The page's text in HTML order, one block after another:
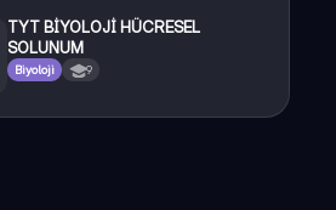
TYT BİYOLOJİ HÜCRESEL
SOLUNUM
Biyoloji 9